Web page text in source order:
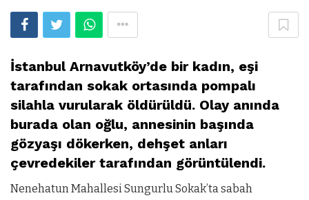
İstanbul Arnavutköy’de bir kadın, eşi
tarafından sokak ortasında pompalı
silahla vurularak öldürüldü. Olay anında
burada olan oğlu, annesinin başında
gözyaşı dökerken, dehşet anları
çevredekiler tarafından görüntülendi.
Nenehatun Mahallesi Sungurlu Sokak’ta sabah